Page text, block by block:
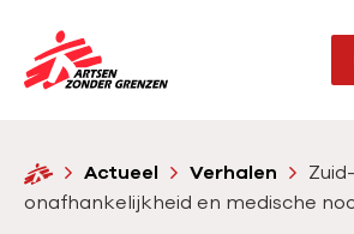
Sla navigatie over
N
r
d
H
o
Actueel Verhalen
onafhankelijkheid en medische